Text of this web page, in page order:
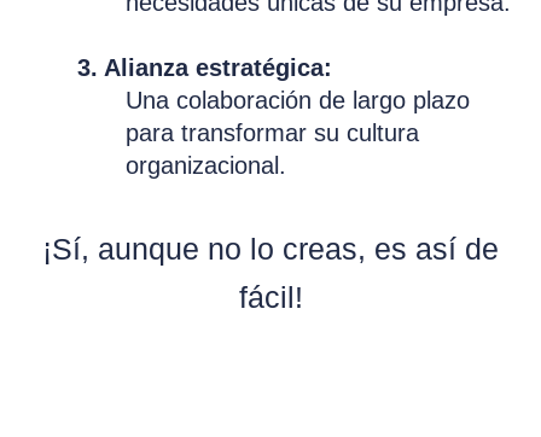
3. Alianza estratégica:
Una colaboración de largo plazo
para transformar su cultura
organizacional.
¡Sí, aunque no lo creas, es así de
fácil!